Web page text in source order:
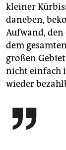
kleiner
daneben,
Aufwand, den
dem
großen
nicht einfach
wieder
